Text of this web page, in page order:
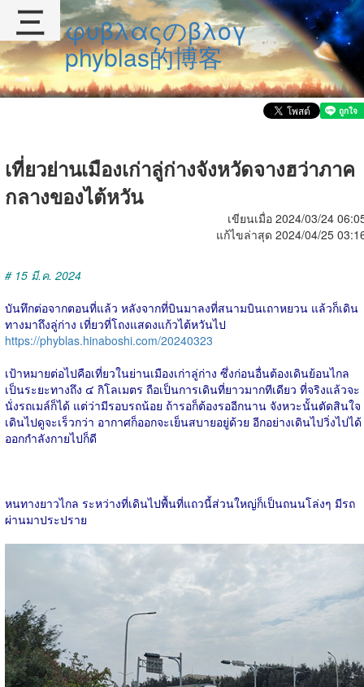
φυβλαςのβλογ
phyblas的博客
เที่ยวย่านเมืองเก่าลู่ก่างจังหวัดจางฮว่าภาค
กลางของไต้หวัน
เขียนเมื่อ 2024/03/24
แก้ไขล่าสุด 2024/04/25
# 15 มี.ค. 2024
บันทึกต่อจากตอนที่แล้ว หลังจากที่บินมาลงที่สนามบินเถาหยวน แล้วก็เดิน
ทางมาถึงลู่ก่าง เที่ยวที่โถงแสดงแก้วไต้หวันไป
https://phyblas.hinaboshi.com/20240323
เป้าหมายต่อไปคือเที่ยวในย่านเมืองเก่าลู่ก่าง ซึ่งก่อนอื่นต้องเดินย้อนไกล
เป็นระยะทางถึง ๔ กิโลเมตร ถือเป็นการเดินที่ยาวมากทีเดียว ที่จริงแล้วจะ
นั่งรถเมล์ก็ได้ แต่ว่ามีรอบรถน้อย ถ้ารอก็ต้องรออีกนาน จังหวะนั้นตัดสินใจ
เดินไปดูจะเร็วกว่า อากาศก็ออกจะเย็นสบายอยู่ด้วย อีกอย่างเดินไปวิ่งไปได้
ออกกำลังกายไปก็ดี
หนทางยาวไกล ระหว่างที่เดินไปพื้นที่แถวนี้ส่วนใหญ่ก็เป็นถนนโล่งๆ มีรถ
ผ่านมาประปราย
三